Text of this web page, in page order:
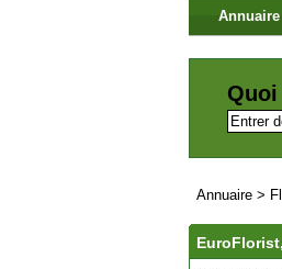
Annuaire
Quoi
Annuaire >